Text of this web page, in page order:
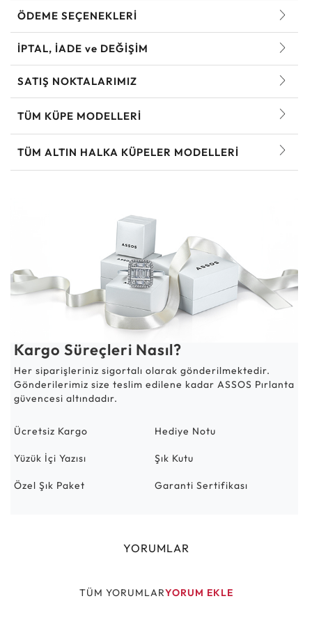
ÖDEME SEÇENEKLERİ
İPTAL, İADE ve DEĞİŞİM
SATIŞ NOKTALARIMIZ
TÜM KÜPE MODELLERI
TÜM ALTIN HALKA KÜPELER MODELLERI
Kargo Süreçleri Nasıl?
Her siparişleriniz sigortalı olarak gönderilmektedir.
Gönderilerimiz size teslim edilene kadar ASSOS Pırlanta
güvencesi altındadır.
Ücretsiz Kargo Hediye Notu
Yüzük İçi Yazısı Şık Kutu
Özel Şık Paket Garanti Sertifikası
YORUMLAR
TÜM YORUMLARYORUM EKLE